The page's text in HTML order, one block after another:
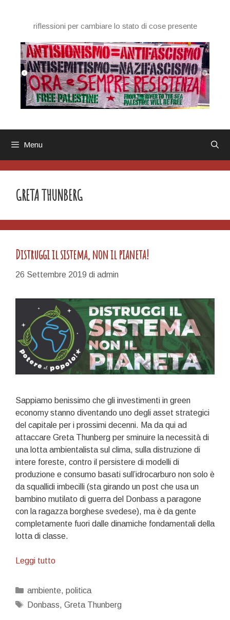
contenutoriflessioni per cambiare lo stato di cose presente
Menu
GRETA THUNBERG
Distruggi il sistema, non il pianeta!
26 Settembre 2019 di admin
Sappiamo benissimo che gli investimenti in green
economy stanno diventando uno degli asset strategici
del capitale per i prossimi decenni. Ma da qui ad
attaccare Greta Thunberg per sminuire la necessità di
una lotta ambientalista sul clima, sulla distruzione di
intere foreste, contro il persistere di modelli di
produzione e consumo basati sull’idrocarburo non solo è
da squallidi imbecilli (sta girando un post che usa un
bambino mutilato di guerra del Donbass a paragone
con la ragazza borghese svedese), ma è da gente
completamente fuori dalle dinamiche fondamentali della
lotta di classe.
Leggi tuttoDistruggi
non
il
Categorie
ambiente, politica
Tag
Donbass, Greta Thunberg